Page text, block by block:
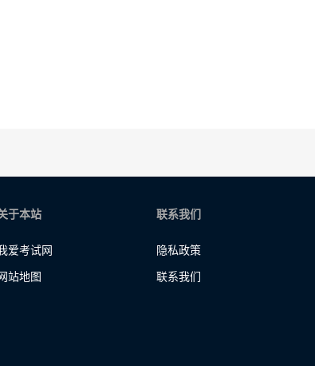
于本站
爱考试网
站地图
联系我们
隐私政策
联系我们